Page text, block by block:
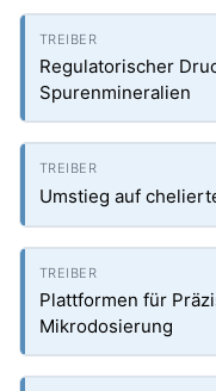
Regulatorischer
Spurenmineralien
Umstieg auf
Plattformen für
Mikrodosierung